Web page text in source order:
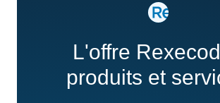
L'offre
produits et